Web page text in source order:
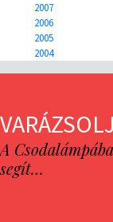
2007
2006
2005
2004
A
segít…